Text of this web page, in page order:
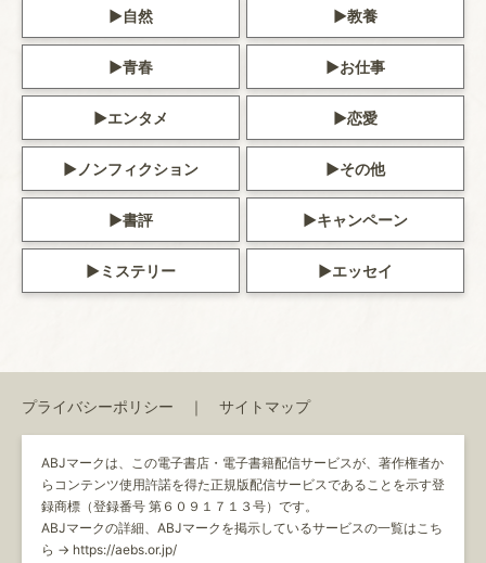
自然 教養
青春 お仕事
エンタメ 恋愛
ノンフィクション その他
書評 キャンペーン
ミステリー エッセイ
プライバシーポリシー サイトマップ
ABJマークは、この電子書店・電子書籍配信サービスが、著作権者か
らコンテンツ使用許諾を得た正規版配信サービスであることを示す登
録商標（登録番号 第６０９１７１３号）です。
ABJマークの詳細、ABJマークを掲示しているサービスの一覧はこち
ら → https://aebs.or.jp/